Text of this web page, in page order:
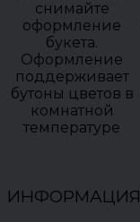
снимайте
оформление
букета.
Оформление
поддерживает
бутоны цветов в
комнатной
температуре
ИНФОРМАЦИЯ